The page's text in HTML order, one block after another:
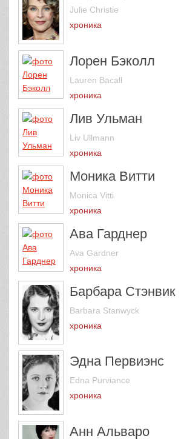
Julie Christie
хроника
Лорен Бэколл
Lauren Bacall
хроника
Лив Ульман
Liv Ullmann
хроника
Моника Витти
Monica Vitti
хроника
Ава Гарднер
Ava Gardner
хроника
Барбара Стэнвик
Barbara Stanwyck
хроника
Эдна Первиэнс
Edna Purviance
хроника
Анн Альваро